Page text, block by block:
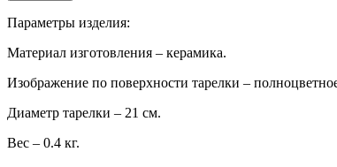
Параметры изделия:
Материал изготовления – керамика.
Изображение по поверхности тарелки –
Диаметр тарелки – 21 см.
Вес – 0.4 кг.